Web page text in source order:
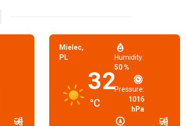
Mielec,
PL
32
°C
Humidity:
50 %
Pressure:
1016
hPa